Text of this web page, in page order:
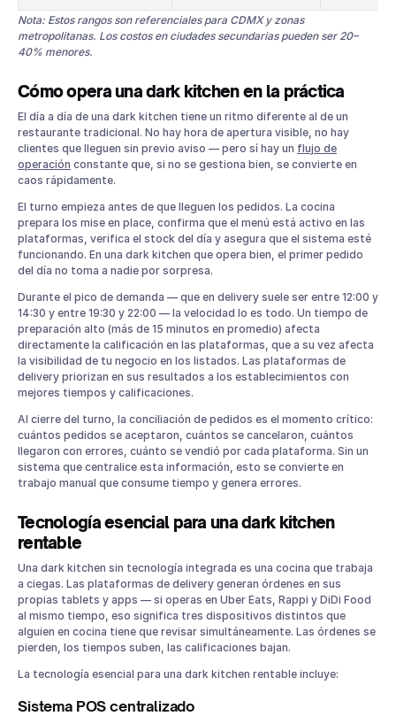
Nota: Estos rangos son referenciales para CDMX y zonas
metropolitanas. Los costos en ciudades secundarias pueden ser 20–
40% menores.
Cómo opera una dark kitchen en la práctica
El día a día de una dark kitchen tiene un ritmo diferente al de un
restaurante tradicional. No hay hora de apertura visible, no hay
clientes que lleguen sin previo aviso — pero sí hay un flujo de
operación constante que, si no se gestiona bien, se convierte en
caos rápidamente.
El turno empieza antes de que lleguen los pedidos. La cocina
prepara los mise en place, confirma que el menú está activo en las
plataformas, verifica el stock del día y asegura que el sistema esté
funcionando. En una dark kitchen que opera bien, el primer pedido
del día no toma a nadie por sorpresa.
Durante el pico de demanda — que en delivery suele ser entre 12:00 y
14:30 y entre 19:30 y 22:00 — la velocidad lo es todo. Un tiempo de
preparación alto (más de 15 minutos en promedio) afecta
directamente la calificación en las plataformas, que a su vez afecta
la visibilidad de tu negocio en los listados. Las plataformas de
delivery priorizan en sus resultados a los establecimientos con
mejores tiempos y calificaciones.
Al cierre del turno, la conciliación de pedidos es el momento crítico:
cuántos pedidos se aceptaron, cuántos se cancelaron, cuántos
llegaron con errores, cuánto se vendió por cada plataforma. Sin un
sistema que centralice esta información, esto se convierte en
trabajo manual que consume tiempo y genera errores.
Tecnología esencial para una dark kitchen
rentable
Una dark kitchen sin tecnología integrada es una cocina que trabaja
a ciegas. Las plataformas de delivery generan órdenes en sus
propias tablets y apps — si operas en Uber Eats, Rappi y DiDi Food
al mismo tiempo, eso significa tres dispositivos distintos que
alguien en cocina tiene que revisar simultáneamente. Las órdenes se
pierden, los tiempos suben, las calificaciones bajan.
La tecnología esencial para una dark kitchen rentable incluye:
Sistema POS centralizado